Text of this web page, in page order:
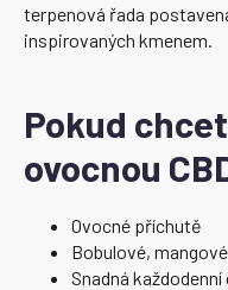
terpenová řada
inspirovaných kmenem.
Pokud
ovocnou
Ovocné příchutě
Bobulové,
Snadná